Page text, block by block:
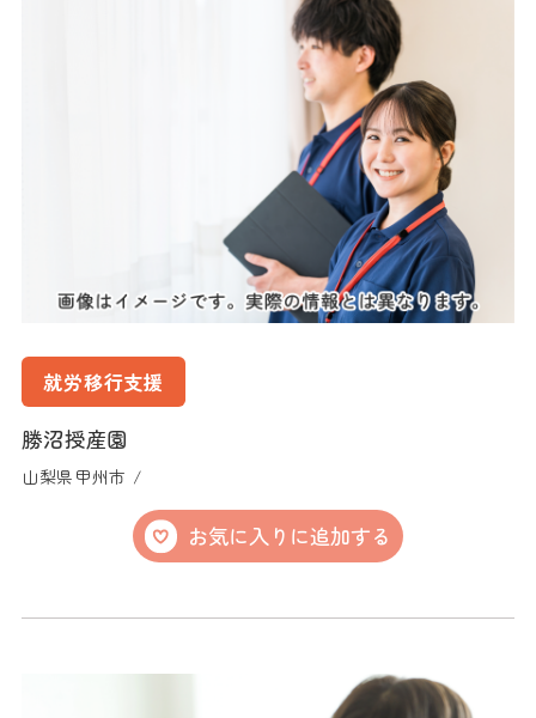
就労移行支援
勝沼授産園
山梨県甲州市 /
お気に入りに追加する